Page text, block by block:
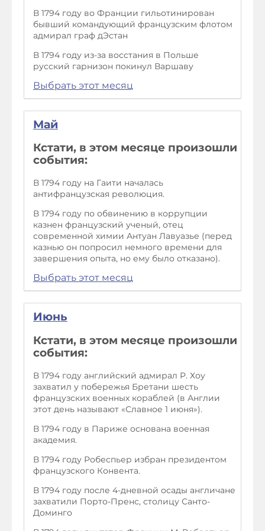
В 1794 году во Франции гильотинирован
бывший командующий французским флотом
адмирал граф дЭстан
В 1794 году из-за восстания в Польше
русский гарнизон покинул Варшаву
Выбрать этот месяц
Май
Кстати, в этом месяце произошли
события:
В 1794 году на Гаити началась
антифранцузская революция.
В 1794 году по обвинению в коррупции
казнен французский ученый, отец
современной химии Антуан Лавуазье (перед
казнью он попросил немного времени для
завершения опыта, но ему было отказано).
Выбрать этот месяц
Июнь
Кстати, в этом месяце произошли
события:
В 1794 году английский адмирал Р. Хоу
захватил у побережья Бретани шесть
французских военных кораблей (в Англии
этот день называют «Славное 1 июня»).
В 1794 году в Париже основана военная
академия.
В 1794 году Робеспьер избран президентом
французского Конвента.
В 1794 году после 4-дневной осады англичане
захватили Порто-Пренс, столицу Санто-
Доминго